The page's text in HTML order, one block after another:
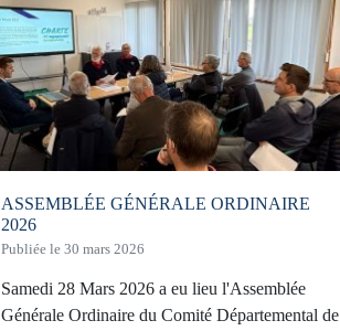
ASSEMBLÉE GÉNÉRALE ORDINAIRE
2026
Publiée le 30 mars 2026
Samedi 28 Mars 2026 a eu lieu l'Assemblée
Générale Ordinaire du Comité Départemental de